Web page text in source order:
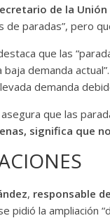
de la
de paradas”, pero
que las
baja demanda
demanda
que las
significa que
, responsable
pidió la ampliación